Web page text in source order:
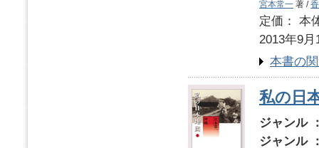
宮本常一 著 /
定価：
2013年9月
本書の
私の日
ジャンル
ジャンル